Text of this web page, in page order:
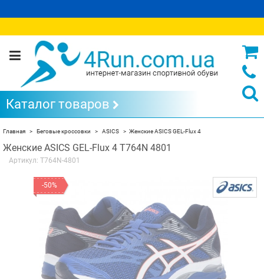
Каталог товаров
Главная Беговые кроссовки ASICS Женские ASICS GEL-Flux 4
Женские ASICS GEL-Flux 4 T764N 4801
Артикул: T764N-4801
-50%